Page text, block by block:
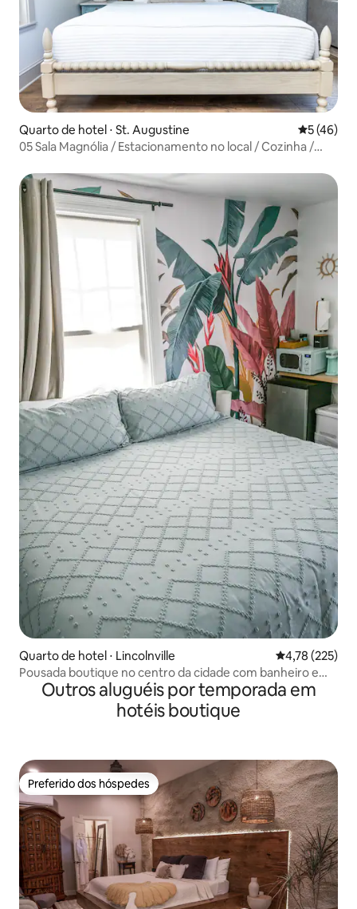
Quarto de hotel ⋅ St. Augustine 5 de uma
5 (46)
05 Sala Magnólia / Estacionamento no local / Cozinha /
Quarto de hotel ⋅ Lincolnville 4,78 de uma
4,78 (225)
Pousada boutique no centro da cidade com banheiro e
varanda, unidade 1
Outros aluguéis por temporada em
hotéis boutique
Preferido dos hóspedes
Preferido dos hóspedes